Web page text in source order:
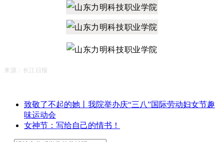
来源：长江日报
致敬了不起的她丨我院举办庆“三八”国际劳动妇女节趣
味运动会
女神节：写给自己的情书！